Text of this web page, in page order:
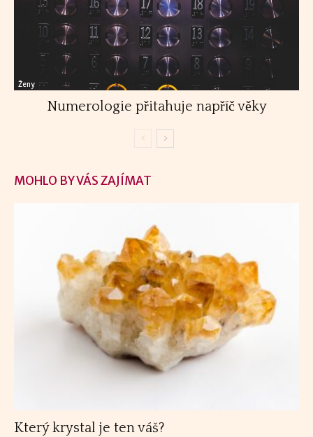
Ženy
Numerologie přitahuje napříč věky
MOHLO BY VÁS ZAJÍMAT
Který krystal je ten váš?